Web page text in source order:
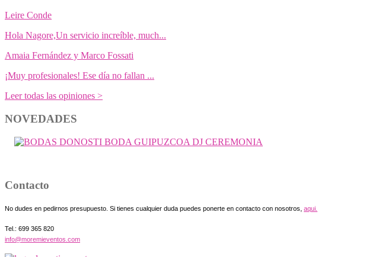
Leire Conde
Hola Nagore,Un servicio increíble, much...
Amaia Fernández y Marco Fossati
¡Muy profesionales! Ese día no fallan ...
Leer todas las opiniones >
NOVEDADES
Contacto
No dudes en pedirnos presupuesto. Si tienes cualquier duda puedes ponerte en contacto con nosotros, aqui.
Tel.: 699 365 820
info@moremieventos.com